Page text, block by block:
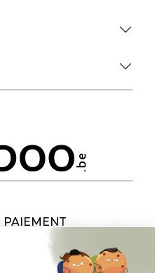
PAIEMENT